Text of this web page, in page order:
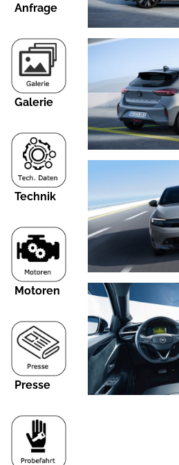
Anfrage
Galerie
Technik
Motoren
Presse